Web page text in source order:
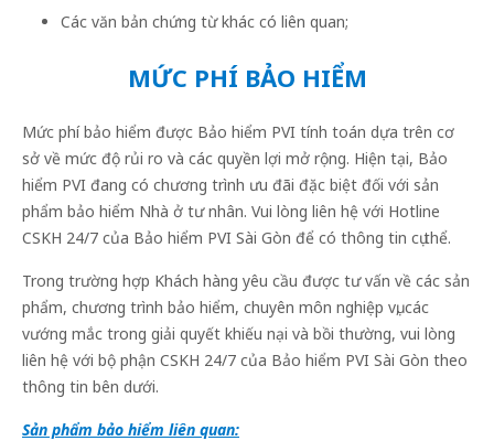
Các văn bản chứng từ khác có liên quan;
MỨC PHÍ BẢO HIỂM
Mức phí bảo hiểm được Bảo hiểm PVI tính toán dựa trên cơ
sở về mức độ rủi ro và các quyền lợi mở rộng. Hiện tại, Bảo
hiểm PVI đang có chương trình ưu đãi đặc biệt đối với sản
phẩm bảo hiểm Nhà ở tư nhân. Vui lòng liên hệ với Hotline
CSKH 24/7 của Bảo hiểm PVI Sài Gòn để có thông tin cụ thể.
Trong trường hợp Khách hàng yêu cầu được tư vấn về các sản
phẩm, chương trình bảo hiểm, chuyên môn nghiệp vụ, các
vướng mắc trong giải quyết khiếu nại và bồi thường, vui lòng
liên hệ với bộ phận CSKH 24/7 của Bảo hiểm PVI Sài Gòn theo
thông tin bên dưới.
Sản phẩm bảo hiểm liên quan: